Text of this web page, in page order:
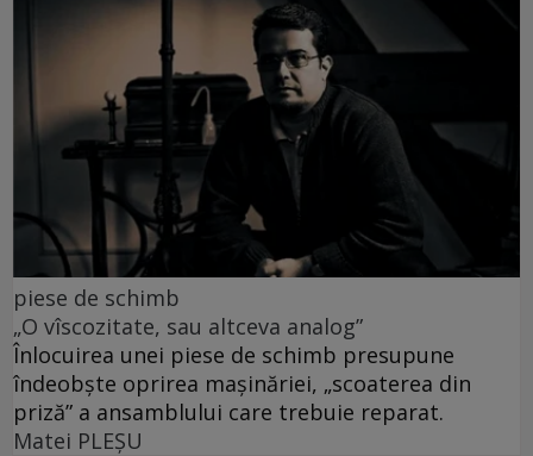
piese de schimb
„O vîscozitate, sau altceva analog”
Înlocuirea unei piese de schimb presupune
îndeobște oprirea mașinăriei, „scoaterea din
priză” a ansamblului care trebuie reparat.
Matei PLEŞU